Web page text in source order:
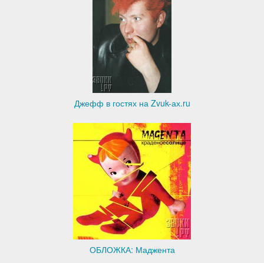
Джефф в гостях на Zvuk-ах.ru
ОБЛОЖКА: Маджента